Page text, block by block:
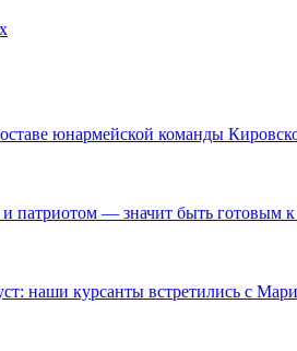
юнармейской команды
патриотом — значит быть готовым
наши курсанты встретились с